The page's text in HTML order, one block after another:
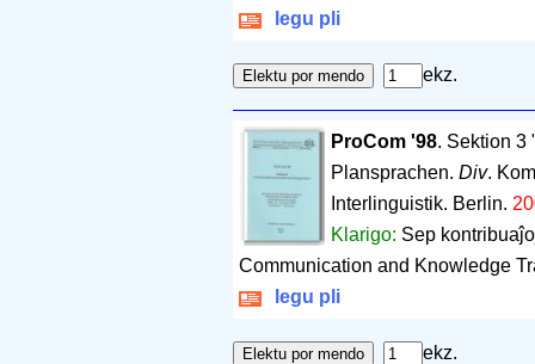
legu pli
ekz.
ProCom '98. Sektion 3
Plansprachen. Div.
Interlinguistik. Berlin.
Klarigo: Sep
Communication and Knowledge
legu pli
ekz.